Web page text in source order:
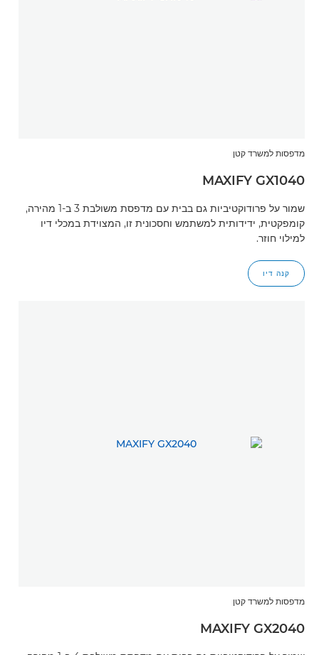
מדפסות למשרד קטן
MAXIFY GX1040
שמור על פרודוקטיביות גם בבית עם מדפסת משולבת 3 ב-1 מהירה,
קומפקטית, ידידותית למשתמש וחסכונית זו, המצוידת במכלי דיו
למילוי חוזר.
קנה דיו
מדפסות למשרד קטן
MAXIFY GX2040